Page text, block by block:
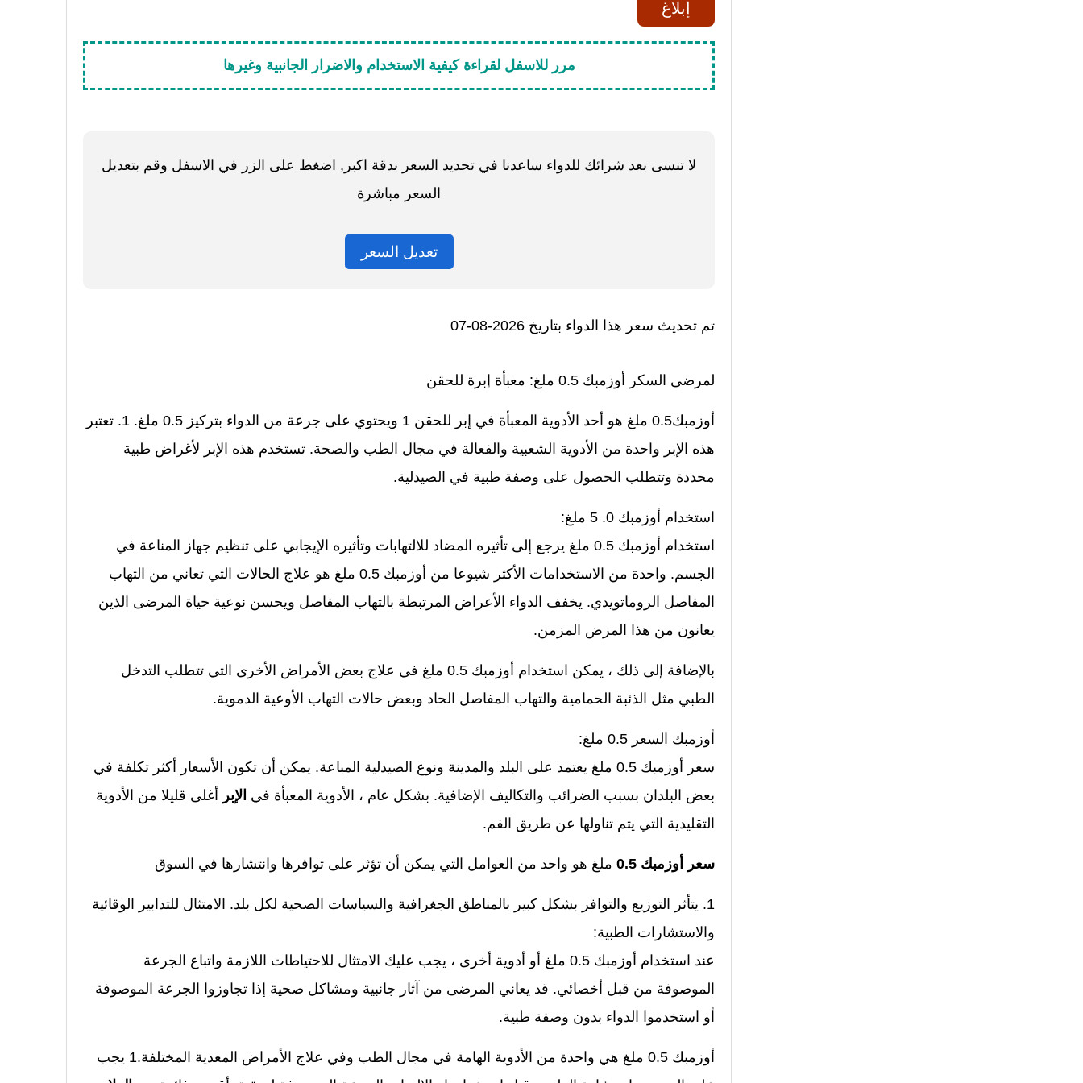
إبلاغ
مرر للاسفل لقراءة كيفية الاستخدام والاضرار الجانبية وغيرها
لا تنسى بعد شرائك للدواء ساعدنا في تحديد السعر بدقة اكبر, اضغط على الزر في الاسفل وقم بتعديل
السعر مباشرة
تعديل السعر
تم تحديث سعر هذا الدواء بتاريخ 2026-08-07
لمرضى السكر أوزمبك 0.5 ملغ: معبأة إبرة للحقن
أوزمبك0.5 ملغ هو أحد الأدوية المعبأة في إبر للحقن 1 ويحتوي على جرعة من الدواء بتركيز 0.5 ملغ. 1. تعتبر
هذه الإبر واحدة من الأدوية الشعبية والفعالة في مجال الطب والصحة. تستخدم هذه الإبر لأغراض طبية
محددة وتتطلب الحصول على وصفة طبية في الصيدلية.
استخدام أوزمبك 0. 5 ملغ:
استخدام أوزمبك 0.5 ملغ يرجع إلى تأثيره المضاد للالتهابات وتأثيره الإيجابي على تنظيم جهاز المناعة في
الجسم. واحدة من الاستخدامات الأكثر شيوعا من أوزمبك 0.5 ملغ هو علاج الحالات التي تعاني من التهاب
المفاصل الروماتويدي. يخفف الدواء الأعراض المرتبطة بالتهاب المفاصل ويحسن نوعية حياة المرضى الذين
يعانون من هذا المرض المزمن.
بالإضافة إلى ذلك ، يمكن استخدام أوزمبك 0.5 ملغ في علاج بعض الأمراض الأخرى التي تتطلب التدخل
الطبي مثل الذئبة الحمامية والتهاب المفاصل الحاد وبعض حالات التهاب الأوعية الدموية.
أوزمبك السعر 0.5 ملغ:
سعر أوزمبك 0.5 ملغ يعتمد على البلد والمدينة ونوع الصيدلية المباعة. يمكن أن تكون الأسعار أكثر تكلفة في
بعض البلدان بسبب الضرائب والتكاليف الإضافية. بشكل عام ، الأدوية المعبأة في الإبر
أغلى قليلا من الأدوية
التقليدية التي يتم تناولها عن طريق الفم.
سعر أوزمبك 0.5 ملغ هو واحد من العوامل التي يمكن أن تؤثر على توافرها وانتشارها في السوق
1. يتأثر التوزيع والتوافر بشكل كبير بالمناطق الجغرافية والسياسات الصحية لكل بلد. الامتثال للتدابير الوقائية
والاستشارات الطبية:
عند استخدام أوزمبك 0.5 ملغ أو أدوية أخرى ، يجب عليك الامتثال للاحتياطات اللازمة واتباع الجرعة
الموصوفة من قبل أخصائي. قد يعاني المرضى من آثار جانبية ومشاكل صحية إذا تجاوزوا الجرعة الموصوفة
أو استخدموا الدواء بدون وصفة طبية.
أوزمبك 0.5 ملغ هي واحدة من الأدوية الهامة في مجال الطب وفي علاج الأمراض المعدية المختلفة.1 يجب